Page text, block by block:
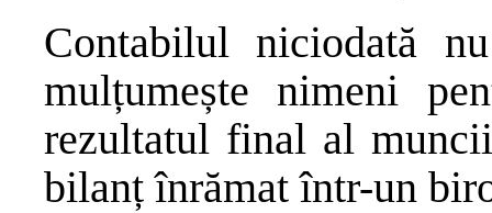
Contabilul niciodată
mulțumește nimeni
rezultatul final al
bilanț înrămat într-un